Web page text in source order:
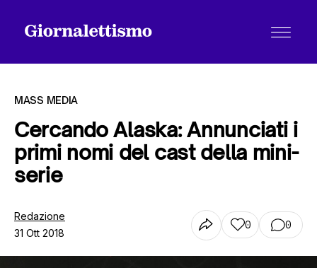
Tutti gli articoli
Chi siamo
MASS MEDIA
Cercando Alaska: Annunciati i
primi nomi del cast della mini-
serie
Redazione
31 Ott 2018
0 0